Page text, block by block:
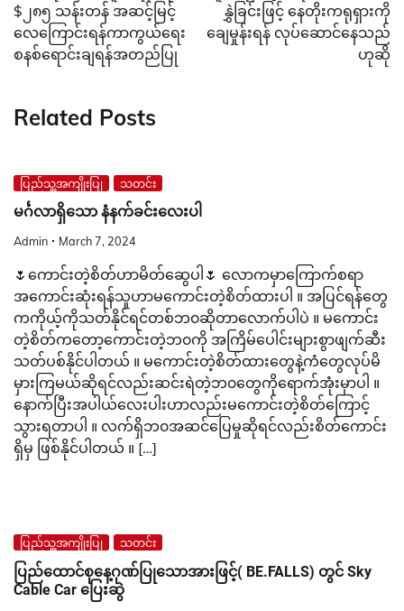
$၂၈၅ သန်းတန် အဆင့်မြင့်
လေကြောင်းရန်ကာကွယ်ရေး
စနစ်ရောင်းချရန်အတည်ပြု
နွှဲခြင်းဖြင့် နေတိုးကရုရှားကို
ချေမှုန်းရန် လုပ်ဆောင်နေသည်
ဟုဆို
Related Posts
ပြည်သူ့အကျိုးပြု သတင်း
မင်္ဂလာရှိသော နံနက်ခင်းလေးပါ
Admin March 7, 2024
🌷ကောင်းတဲ့စိတ်ဟာမိတ်ဆွေပါ🌷 လောကမှာကြောက်စရာ
အကောင်းဆုံးရန်သူဟာမကောင်းတဲ့စိတ်ထားပါ ။ အပြင်ရန်တွေ
ကကိုယ့်ကိုသတ်နိုင်ရင်တစ်ဘ၀ဆိုတာလောက်ပါပဲ ။ မကောင်း
တဲ့စိတ်ကတော့ကောင်းတဲ့ဘ၀ကို အကြိမ်ပေါင်းများစွာဖျက်ဆီး
သတ်ပစ်နိုင်ပါတယ် ။ မကောင်းတဲ့စိတ်ထားတွေနဲ့ကံတွေလုပ်မိ
မှားကြမယ်ဆိုရင်လည်းဆင်းရဲတဲ့ဘ၀တွေကိုရောက်အုံးမှာပါ ။
နောက်ပြီးအပါယ်လေးပါးဟာလည်းမကောင်းတဲ့စိတ်ကြောင့်
သွားရတာပါ ။ လက်ရှိဘ၀အဆင်ပြေမှုဆိုရင်လည်းစိတ်ကောင်း
ရှိမှ ဖြစ်နိုင်ပါတယ် ။ […]
ပြည်သူ့အကျိုးပြု သတင်း
ပြည်ထောင်စုနေ့ဂုဏ်ပြုသောအားဖြင့်( BE.FALLS) တွင် Sky
Cable Car ပြေးဆွဲ